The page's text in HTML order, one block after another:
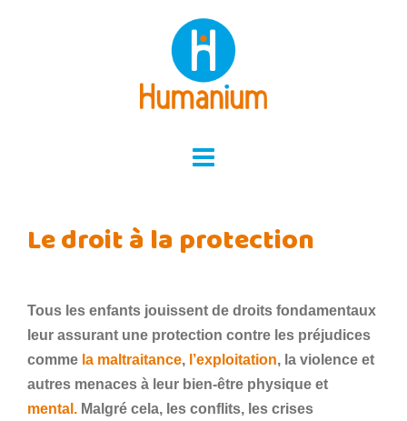
Le droit à la protection
Tous les enfants jouissent de droits fondamentaux
leur assurant une protection contre les préjudices
comme la maltraitance, l’exploitation, la violence et
autres menaces à leur bien-être physique et
mental. Malgré cela, les conflits, les crises